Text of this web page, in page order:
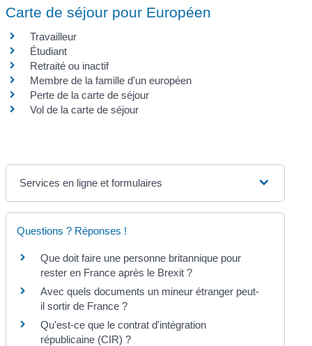
Carte de séjour pour Européen
Travailleur
Étudiant
Retraité ou inactif
Membre de la famille d'un européen
Perte de la carte de séjour
Vol de la carte de séjour
Services en ligne et formulaires
Questions ? Réponses !
Que doit faire une personne britannique pour
rester en France après le Brexit ?
Avec quels documents un mineur étranger peut-
il sortir de France ?
Qu'est-ce que le contrat d'intégration
républicaine (CIR) ?